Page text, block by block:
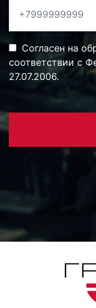
Согласен на
соответствии с
27.07.2006.